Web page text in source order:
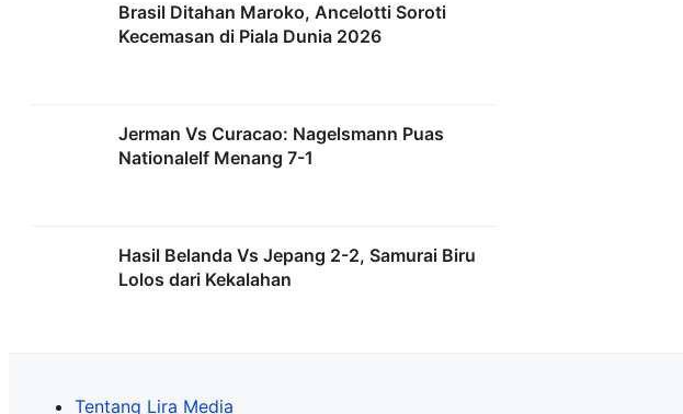
Brasil Ditahan Maroko, Ancelotti Soroti
Kecemasan di Piala Dunia 2026
Jerman Vs Curacao: Nagelsmann Puas
Nationalelf Menang 7-1
Hasil Belanda Vs Jepang 2-2, Samurai Biru
Lolos dari Kekalahan
Tentang Lira Media